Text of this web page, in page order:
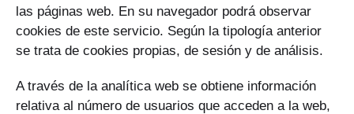
las páginas web. En su navegador podrá observar
cookies de este servicio. Según la tipología anterior
se trata de cookies propias, de sesión y de análisis.
A través de la analítica web se obtiene información
relativa al número de usuarios que acceden a la web,